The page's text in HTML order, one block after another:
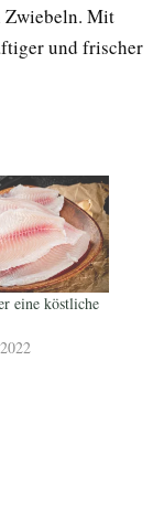
Zwiebeln. Mit
und frischer
eine köstliche